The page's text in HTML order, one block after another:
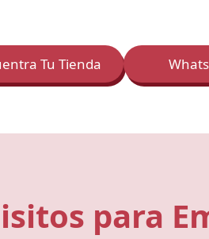
Tu Tienda
para